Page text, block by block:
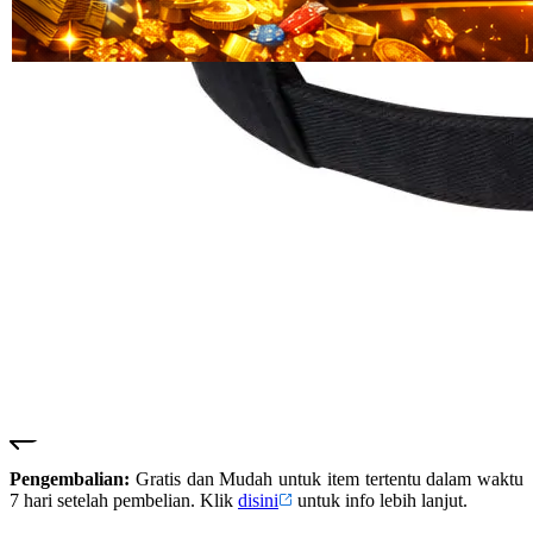
Read
13
Reviews.
HT OFFICIAL
SUSTER123
SUSTER 123
Pengembalian: Gratis dan Mudah untuk item tertentu dalam waktu
7 hari setelah pembelian. Klik disini untuk info lebih lanjut.